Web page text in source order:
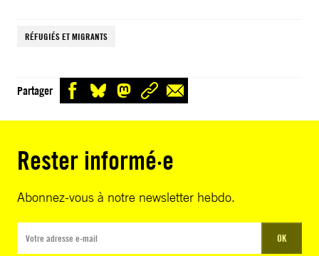
RÉFUGIÉS ET MIGRANTS
Partager
Rester informé·e
Abonnez-vous à notre newsletter hebdo.
OK